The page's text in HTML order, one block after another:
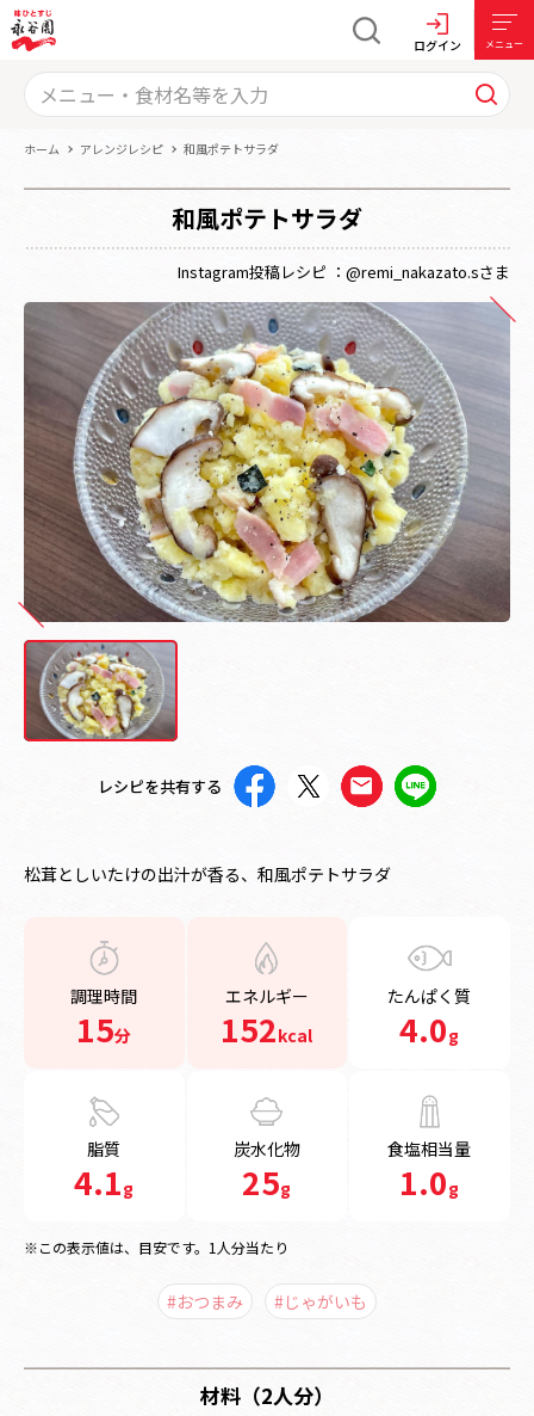
ログイン メニュー
ホーム アレンジレシピ 和風ポテトサラダ
和風ポテトサラダ
Instagram投稿レシピ ：@remi_nakazato.sさま
レシピを共有する
松茸としいたけの出汁が香る、和風ポテトサラダ
調理時間
15分
エネルギー
152kcal
たんぱく質
4.0g
脂質
4.1g
炭水化物
25g
食塩相当量
1.0g
※この表示値は、目安です。1人分当たり
#おつまみ #じゃがいも
材料（2人分）